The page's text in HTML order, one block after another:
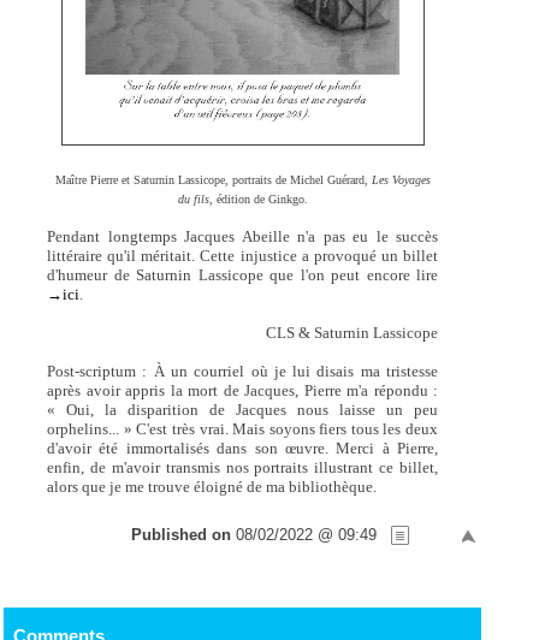
Maître Pierre et Saturnin Lassicope, portraits de Michel Guérard,
Les Voyages
du fils, édition de Ginkgo.
Pendant longtemps Jacques Abeille n'a pas eu le succès
littéraire qu'il méritait. Cette injustice a provoqué un billet
d'humeur de Saturnin Lassicope que l'on peut encore lire
→ici
CLS & Saturnin Lassicope
Post-scriptum : À un courriel où je lui disais ma tristesse
après avoir appris la mort de Jacques, Pierre m'a répondu :
« Oui, la disparition de Jacques nous laisse un peu
orphelins... » C'est très vrai. Mais soyons fiers tous les deux
d'avoir été immortalisés dans son œuvre. Merci à Pierre,
enfin, de m'avoir transmis nos portraits illustrant ce billet,
alors que je me trouve éloigné de ma bibliothèque.
Published on 08/02/2022 @ 09:49
Comments